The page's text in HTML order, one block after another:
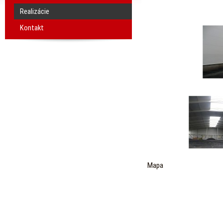
Realizácie
Kontakt
Mapa